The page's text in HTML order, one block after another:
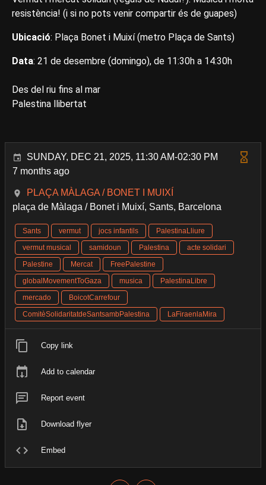
resistència! (i si no pots venir compartir és de guapes)
Ubicació: Plaça Bonet i Muixí (metro Plaça de Sants)
Data: 21 de desembre (domingo), de 11:30h a 14:30h
Des del riu fins al mar
Palestina llibertat
SUNDAY, DEC 21, 2025, 11:30 AM-02:30 PM
7 months ago
PLAÇA MÀLAGA / BONET I MUIXÍ
plaça de Màlaga / Bonet i Muixí, Sants, Barcelona
Sants vermut jocs infantils
PalestinaLliure
vermut musical
samidoun Palestina
acte solidari
Palestine
Mercat
FreePalestine
globalMovementToGaza
musica
PalestinaLibre
mercado
BoicotCarrefour
ComitèSolidaritatdeSantsambPalestina
LaFiraenlaMira
Copy link
Add to calendar
Report event
Download flyer
Embed